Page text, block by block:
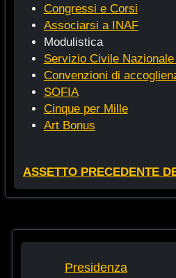
Congressi e Corsi
Associarsi a INAF
Modulistica
Servizio Civile
Convenzioni di
SOFIA
Cinque per Mille
Art Bonus
ASSETTO PRECEDENTE
Presidenza